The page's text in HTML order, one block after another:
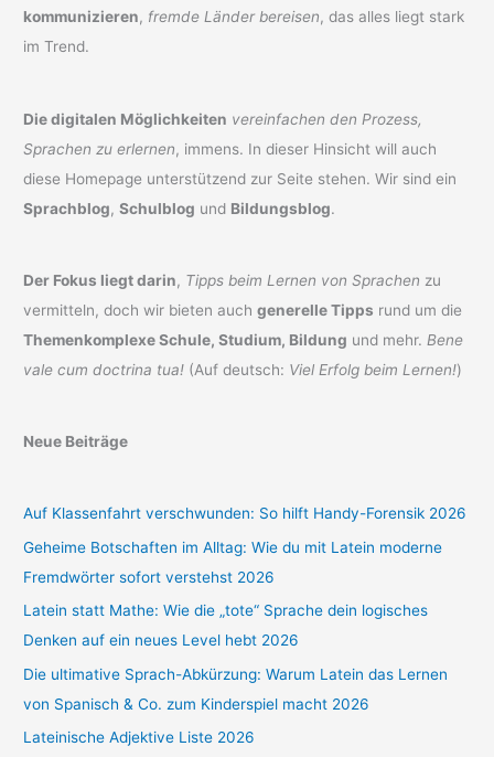
kommunizieren, fremde Länder bereisen, das alles liegt stark
im Trend.
Die digitalen Möglichkeiten vereinfachen den Prozess,
Sprachen zu erlernen, immens. In dieser Hinsicht will auch
diese Homepage unterstützend zur Seite stehen. Wir sind ein
Sprachblog,Schulblog und Bildungsblog.
Der Fokus liegt darin, Tipps beim Lernen von Sprachen zu
vermitteln, doch wir bieten auchgenerelle Tipps rund um die
Themenkomplexe Schule, Studium, Bildung und mehr. Bene
vale cum doctrina tua! (Auf deutsch: Viel Erfolg beim Lernen!)
Neue Beiträge
Auf Klassenfahrt verschwunden: So hilft Handy-Forensik 2026
Geheime Botschaften im Alltag: Wie du mit Latein moderne
Fremdwörter sofort verstehst 2026
Latein statt Mathe: Wie die „tote“ Sprache dein logisches
Denken auf ein neues Level hebt 2026
Die ultimative Sprach-Abkürzung: Warum Latein das Lernen
von Spanisch & Co. zum Kinderspiel macht 2026
Lateinische Adjektive Liste 2026